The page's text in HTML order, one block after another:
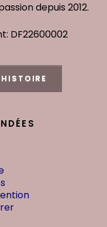
depuis 2012.
DF22600002